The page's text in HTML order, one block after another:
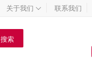
关于我们  联系我们
搜索